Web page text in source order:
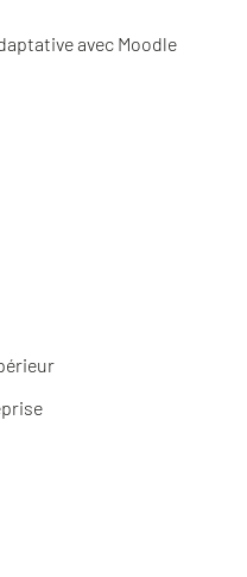
avec Moodle